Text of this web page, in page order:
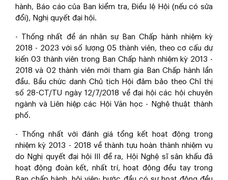
hành, Báo cáo của Ban kiểm tra, Điều lệ Hội (nếu có sửa
đổi), Nghị quyết đại hội.
- Thống nhất đề án nhân sự Ban Chấp hành nhiệm kỳ
2018 - 2023 với số lượng 05 thành viên, theo cơ cấu dự
kiến 03 thành viên trong Ban Chấp hành nhiệm kỳ 2013 -
2018 và 02 thành viên mới tham gia Ban Chấp hành lần
đầu. Bầu chức danh Chủ tịch Hội đảm bảo theo Chỉ thị
số 28-CT/TU ngày 12/7/2018 về đại hội các hội chuyên
ngành và Liên hiệp các Hội Văn học - Nghệ thuật thành
phố.
- Thống nhất với đánh giá tổng kết hoạt động trong
nhiệm kỳ 2013 - 2018 về thành tựu hoàn thành nhiệm vụ
do Nghị quyết đại hội III đề ra, Hội Nghệ sĩ sân khấu đã
hoạt động đoàn kết, nhất trí, hoạt động đều tay trong